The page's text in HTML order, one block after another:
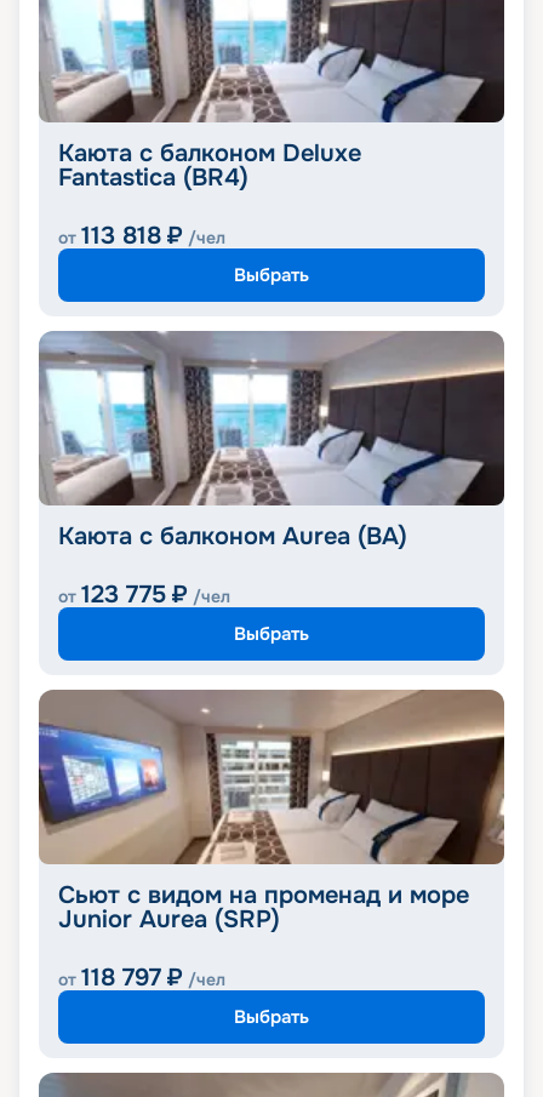
Каюта с балконом Deluxe
Fantastica (BR4)
от 113 818 ₽ /чел
Выбрать
Каюта с балконом Aurea (BA)
от 123 775 ₽ /чел
Выбрать
Сьют с видом на променад и море
Junior Aurea (SRP)
от 118 797 ₽ /чел
Выбрать